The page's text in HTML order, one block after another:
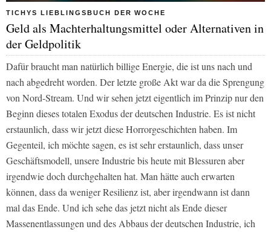
TICHYS LIEBLINGSBUCH DER WOCHE
Geld als Machterhaltungsmittel oder Alternativen in
der Geldpolitik
Dafür braucht man natürlich billige Energie, die ist uns nach und
nach abgedreht worden. Der letzte große Akt war da die Sprengung
von Nord-Stream. Und wir sehen jetzt eigentlich im Prinzip nur den
Beginn dieses totalen Exodus der deutschen Industrie. Es ist nicht
erstaunlich, dass wir jetzt diese Horrorgeschichten haben. Im
Gegenteil, ich möchte sagen, es ist sehr erstaunlich, dass unser
Geschäftsmodell, unsere Industrie bis heute mit Blessuren aber
irgendwie doch durchgehalten hat. Man hätte auch erwarten
können, dass da weniger Resilienz ist, aber irgendwann ist dann
mal das Ende. Und ich sehe das jetzt nicht als Ende dieser
Massenentlassungen und des Abbaus der deutschen Industrie, ich